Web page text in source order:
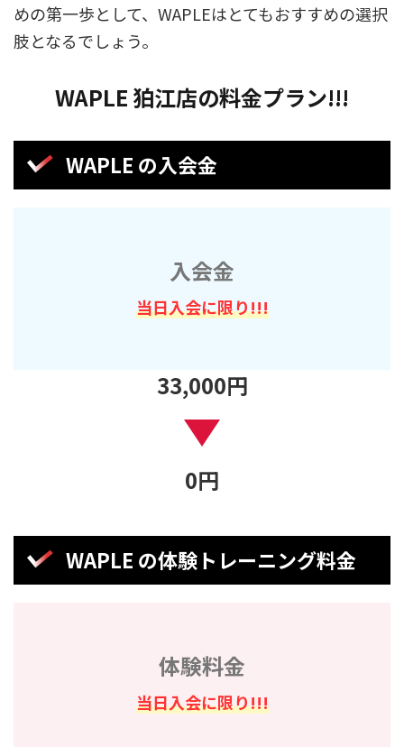
めの第一歩として、WAPLEはとてもおすすめの選択
肢となるでしょう。
WAPLE 狛江店の料金プラン!!!
WAPLE の入会金
入会金
当日入会に限り!!!
33,000円
0円
WAPLE の体験トレーニング料金
体験料金
当日入会に限り!!!